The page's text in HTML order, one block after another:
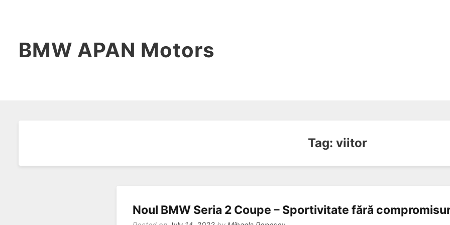
BMW APAN Motors
Tag: viitor
Noul BMW Seria 2 Coupe – Sportivitate fără